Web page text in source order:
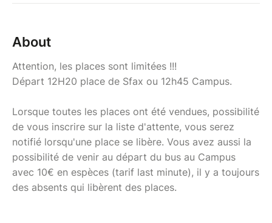
About
Attention, les places sont limitées !!!
Départ 12H20 place de Sfax ou 12h45 Campus.
Lorsque toutes les places ont été vendues, possibilité
de vous inscrire sur la liste d'attente, vous serez
notifié lorsqu'une place se libère. Vous avez aussi la
possibilité de venir au départ du bus au Campus
avec 10€ en espèces (tarif last minute), il y a toujours
des absents qui libèrent des places.